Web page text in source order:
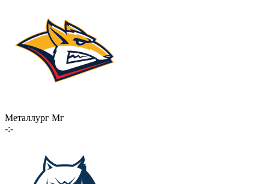
Металлург Мг
-:-